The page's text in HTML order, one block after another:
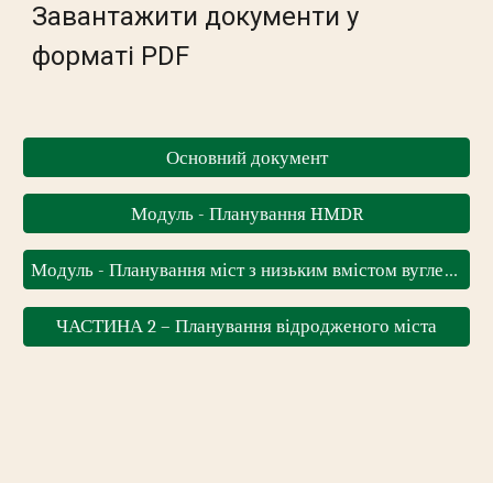
Завантажити документи у
форматі PDF
Основний документ
Модуль - Планування HMDR
Модуль - Планування міст з низьким вмістом вуглецю та зелених будівель
ЧАСТИНА 2 – Планування відродженого міста